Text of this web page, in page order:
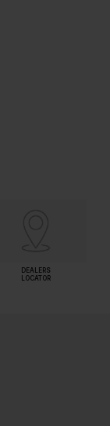
DEALERS
LOCATOR